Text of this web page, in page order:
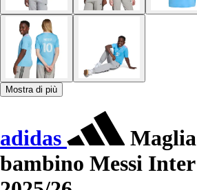
Mostra di più
adidas
bambino Messi